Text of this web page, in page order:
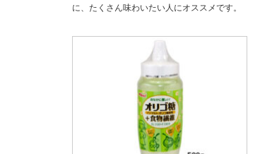
に、たくさん味わいたい人にオススメです。